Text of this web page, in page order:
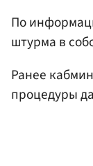
По
штурма в
Ранее
процедуры